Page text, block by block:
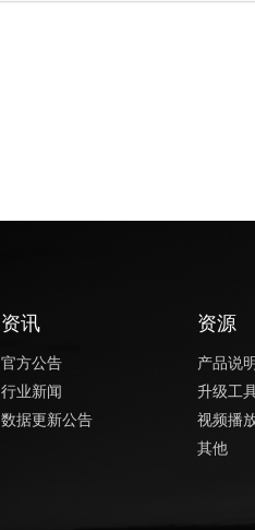
资讯
官方公告
行业新闻
数据更新公告
资源
产品说
升级工
视频播
其他